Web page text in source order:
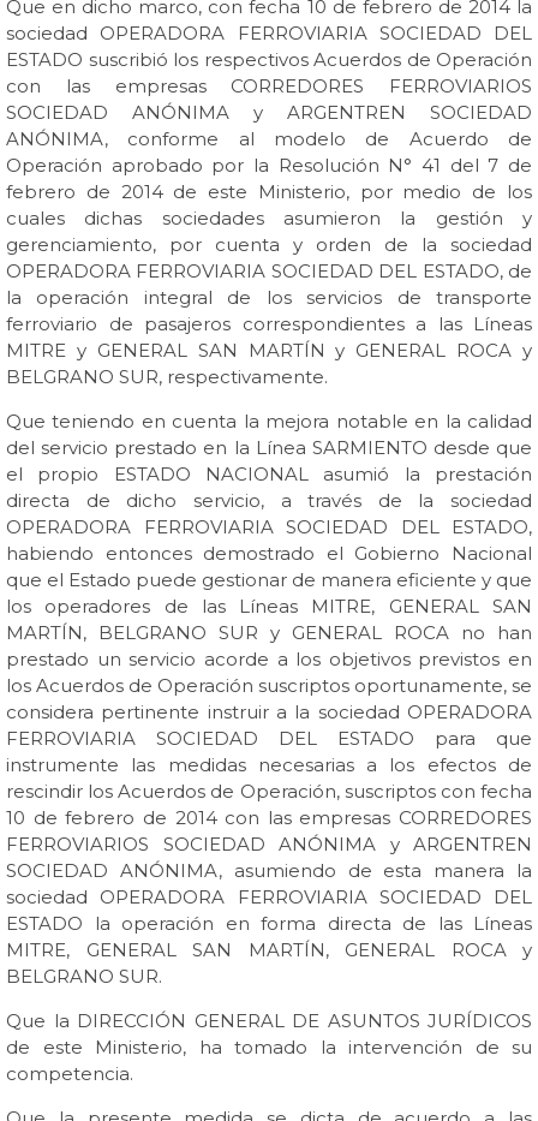
Que en dicho marco, con fecha 10 de febrero de 2014 la
sociedad OPERADORA FERROVIARIA SOCIEDAD DEL
ESTADO suscribió los respectivos Acuerdos de Operación
con las empresas CORREDORES FERROVIARIOS
SOCIEDAD ANÓNIMA y ARGENTREN SOCIEDAD
ANÓNIMA, conforme al modelo de Acuerdo de
Operación aprobado por la Resolución N° 41 del 7 de
febrero de 2014 de este Ministerio, por medio de los
cuales dichas sociedades asumieron la gestión y
gerenciamiento, por cuenta y orden de la sociedad
OPERADORA FERROVIARIA SOCIEDAD DEL ESTADO, de
la operación integral de los servicios de transporte
ferroviario de pasajeros correspondientes a las Líneas
MITRE y GENERAL SAN MARTÍN y GENERAL ROCA y
BELGRANO SUR, respectivamente.
Que teniendo en cuenta la mejora notable en la calidad
del servicio prestado en la Línea SARMIENTO desde que
el propio ESTADO NACIONAL asumió la prestación
directa de dicho servicio, a través de la sociedad
OPERADORA FERROVIARIA SOCIEDAD DEL ESTADO,
habiendo entonces demostrado el Gobierno Nacional
que el Estado puede gestionar de manera eficiente y que
los operadores de las Líneas MITRE, GENERAL SAN
MARTÍN, BELGRANO SUR y GENERAL ROCA no han
prestado un servicio acorde a los objetivos previstos en
los Acuerdos de Operación suscriptos oportunamente, se
considera pertinente instruir a la sociedad OPERADORA
FERROVIARIA SOCIEDAD DEL ESTADO para que
instrumente las medidas necesarias a los efectos de
rescindir los Acuerdos de Operación, suscriptos con fecha
10 de febrero de 2014 con las empresas CORREDORES
FERROVIARIOS SOCIEDAD ANÓNIMA y ARGENTREN
SOCIEDAD ANÓNIMA, asumiendo de esta manera la
sociedad OPERADORA FERROVIARIA SOCIEDAD DEL
ESTADO la operación en forma directa de las Líneas
MITRE, GENERAL SAN MARTÍN, GENERAL ROCA y
BELGRANO SUR.
Que la DIRECCIÓN GENERAL DE ASUNTOS JURÍDICOS
de este Ministerio, ha tomado la intervención de su
competencia.